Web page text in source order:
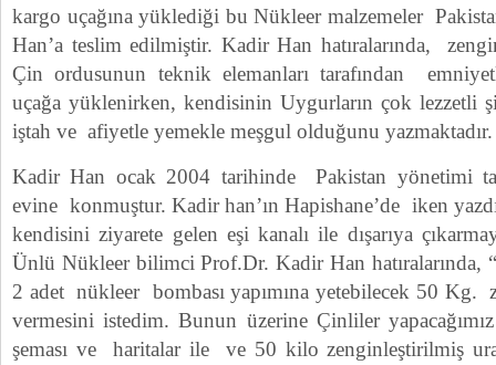
kargo uçağına yüklediği bu Nükleer malzemeler
Han’a teslim edilmiştir. Kadir Han hatıralarında,
Çin ordusunun teknik elemanları tarafından
uçağa yüklenirken, kendisinin Uygurların çok lezzetli
iştah ve afiyetle yemekle meşgul olduğunu yazmaktadır.
Kadir Han ocak 2004 tarihinde Pakistan yönetimi
evine konmuştur. Kadir han’ın Hapishane’de iken
kendisini ziyarete gelen eşi kanalı ile dışarıya
Ünlü Nükleer bilimci Prof.Dr. Kadir Han
2 adet nükleer bombası yapımına yetebilecek 50 Kg.
vermesini istedim. Bunun üzerine Çinliler
şeması ve haritalar ile ve 50 kilo zenginleştirilmiş